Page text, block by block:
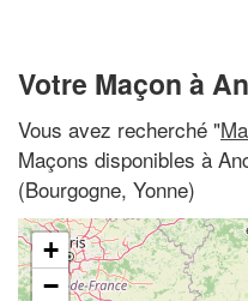
Votre Maçon à
Vous avez recherché "
Maçons disponibles à
(Bourgogne, Yonne)
+
−